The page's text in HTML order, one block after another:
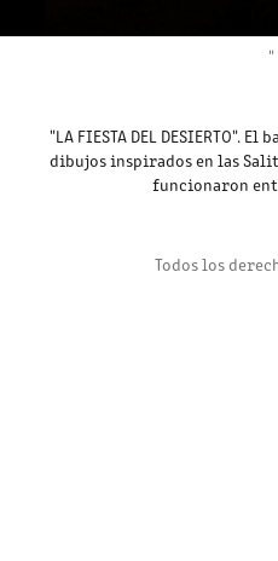
"
"LA FIESTA DEL DESIERTO".
dibujos inspirados en las
funcionaron
Todos los